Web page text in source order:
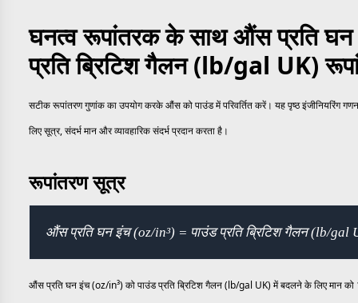
घनत्व रूपांतरक के साथ औंस प्रति
प्रति ब्रिटिश गैलन (lb/gal UK)
सटीक रूपांतरण गुणांक का उपयोग करके औंस को पाउंड में परिवर्तित करें। यह पृष्ठ इंजीनियरिंग
लिए सूत्र, संदर्भ मान और व्यावहारिक संदर्भ प्रदान करता है।
रूपांतरण सूत्र
औंस प्रति घन इंच (oz/in³) = पाउंड प्रति ब्रिटिश गैलन (lb/gal
औंस प्रति घन इंच (oz/in³) को पाउंड प्रति ब्रिटिश गैलन (lb/gal UK) में बदलने के लिए मान